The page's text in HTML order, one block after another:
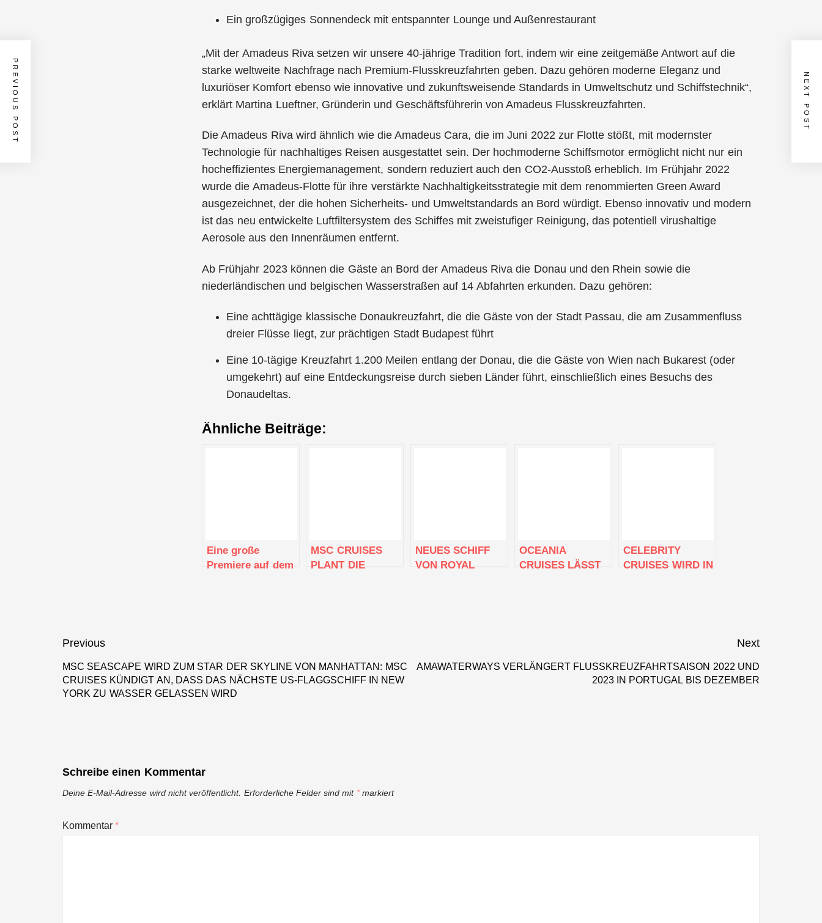
Ein großzügiges Sonnendeck mit entspannter Lounge und Außenrestaurant
„Mit der Amadeus Riva setzen wir unsere 40-jährige Tradition fort, indem wir eine zeitgemäße Antwort auf die
starke weltweite Nachfrage nach Premium-Flusskreuzfahrten geben. Dazu gehören moderne Eleganz und
luxuriöser Komfort ebenso wie innovative und zukunftsweisende Standards in Umweltschutz und Schiffstechnik“,
erklärt Martina Lueftner, Gründerin und Geschäftsführerin von Amadeus Flusskreuzfahrten.
Die Amadeus Riva wird ähnlich wie die Amadeus Cara, die im Juni 2022 zur Flotte stößt, mit modernster
Technologie für nachhaltiges Reisen ausgestattet sein. Der hochmoderne Schiffsmotor ermöglicht nicht nur ein
hocheffizientes Energiemanagement, sondern reduziert auch den CO2-Ausstoß erheblich. Im Frühjahr 2022
wurde die Amadeus-Flotte für ihre verstärkte Nachhaltigkeitsstrategie mit dem renommierten Green Award
ausgezeichnet, der die hohen Sicherheits- und Umweltstandards an Bord würdigt. Ebenso innovativ und modern
ist das neu entwickelte Luftfiltersystem des Schiffes mit zweistufiger Reinigung, das potentiell virushaltige
Aerosole aus den Innenräumen entfernt.
Ab Frühjahr 2023 können die Gäste an Bord der Amadeus Riva die Donau und den Rhein sowie die
niederländischen und belgischen Wasserstraßen auf 14 Abfahrten erkunden. Dazu gehören:
Eine achttägige klassische Donaukreuzfahrt, die die Gäste von der Stadt Passau, die am Zusammenfluss
dreier Flüsse liegt, zur prächtigen Stadt Budapest führt
Eine 10-tägige Kreuzfahrt 1.200 Meilen entlang der Donau, die die Gäste von Wien nach Bukarest (oder
umgekehrt) auf eine Entdeckungsreise durch sieben Länder führt, einschließlich eines Besuchs des
Donaudeltas.
Ähnliche Beiträge:
Eine große
Premiere auf dem
MSC CRUISES
PLANT DIE
NEUES SCHIFF
VON ROYAL
OCEANIA
CRUISES LÄSST
CELEBRITY
CRUISES WIRD IN
REISEN
ANBIETEN
Beitragsnavigation
Previous
Previous
post:
MSC SEASCAPE WIRD ZUM STAR DER SKYLINE VON MANHATTAN: MSC
CRUISES KÜNDIGT AN, DASS DAS NÄCHSTE US-FLAGGSCHIFF IN NEW
YORK ZU WASSER GELASSEN WIRD
Next
AMAWATERWAYS VERLÄNGERT FLUSSKREUZFAHRTSAISON 2022 UND
2023 IN PORTUGAL BIS DEZEMBER
PREVIOUS POST NEXT POST
Schreibe einen Kommentar
Deine E-Mail-Adresse wird nicht veröffentlicht. Erforderliche Felder sind mit *markiert
Kommentar*